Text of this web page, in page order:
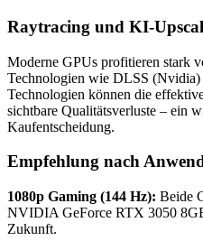
Raytracing und KI-
Moderne GPUs profitieren stark
Technologien wie DLSS
Technologien können die
sichtbare Qualitätsverluste – ein
Kaufentscheidung.
Empfehlung nach
1080p Gaming (144 Hz): Beide
NVIDIA GeForce RTX 3050
Zukunft.